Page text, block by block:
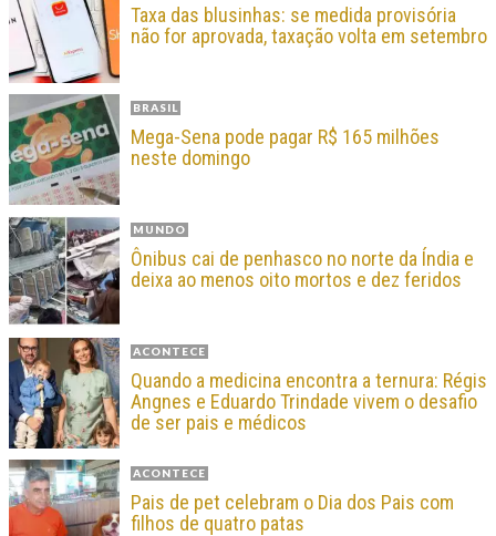
Taxa das blusinhas: se medida provisória
não for aprovada, taxação volta em setembro
BRASIL
Mega-Sena pode pagar R$ 165 milhões
neste domingo
MUNDO
Ônibus cai de penhasco no norte da Índia e
deixa ao menos oito mortos e dez feridos
ACONTECE
Quando a medicina encontra a ternura: Régis
Angnes e Eduardo Trindade vivem o desafio
de ser pais e médicos
ACONTECE
Pais de pet celebram o Dia dos Pais com
filhos de quatro patas